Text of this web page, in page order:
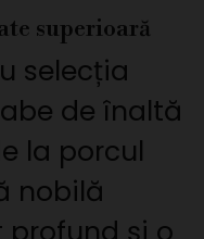
superioară
selecția
de înaltă
la porcul
nobilă